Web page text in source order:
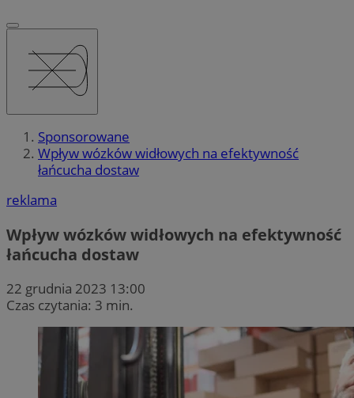
Sponsorowane
Wpływ wózków widłowych na efektywność
łańcucha dostaw
reklama
Wpływ wózków widłowych na efektywność
łańcucha dostaw
22 grudnia 2023 13:00
Czas czytania: 3 min.